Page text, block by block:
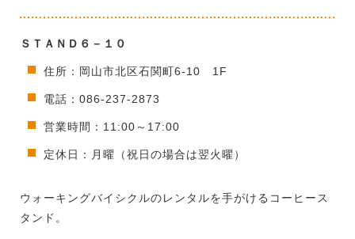
ＳＴＡＮＤ６－１０
住所：岡山市北区石関町6-10 1F
電話：086-237-2873
営業時間：11:00～17:00
定休日：月曜（祝日の場合は翌火曜）
ウォーキングバイシクルのレンタルを手がけるコーヒース
タンド。